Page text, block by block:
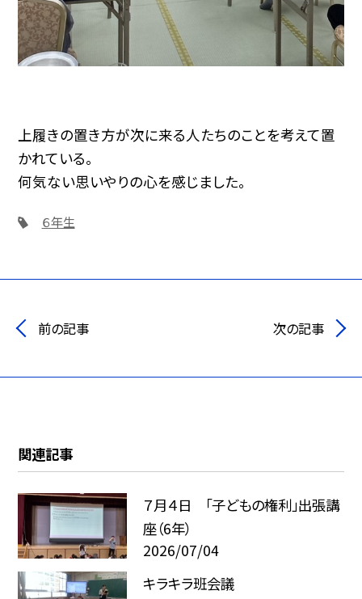
上履きの置き方が次に来る人たちのことを考えて置
かれている。
何気ない思いやりの心を感じました。
６年生
前の記事 次の記事
関連記事
７月４日 「子どもの権利」出張講
座（6年）
2026/07/04
キラキラ班会議